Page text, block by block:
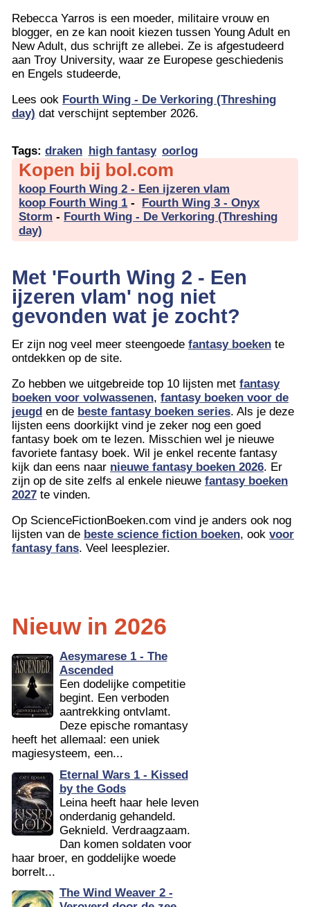
Rebecca Yarros is een moeder, militaire vrouw en
blogger, en ze kan nooit kiezen tussen Young Adult en
New Adult, dus schrijft ze allebei. Ze is afgestudeerd
aan Troy University, waar ze Europese geschiedenis
en Engels studeerde,
Lees ook Fourth Wing - De Verkoring (Threshing
day) dat verschijnt september 2026.
Tags: draken high fantasy oorlog
Kopen bij bol.com
koop Fourth Wing 2 - Een ijzeren vlam
koop Fourth Wing 1 - Fourth Wing 3 - Onyx
Storm - Fourth Wing - De Verkoring (Threshing
day)
Met 'Fourth Wing 2 - Een
ijzeren vlam' nog niet
gevonden wat je zocht?
Er zijn nog veel meer steengoede fantasy boeken te
ontdekken op de site.
Zo hebben we uitgebreide top 10 lijsten met fantasy
boeken voor volwassenen, fantasy boeken voor de
jeugd en de beste fantasy boeken series. Als je deze
lijsten eens doorkijkt vind je zeker nog een goed
fantasy boek om te lezen. Misschien wel je nieuwe
favoriete fantasy boek. Wil je enkel recente fantasy
kijk dan eens naar nieuwe fantasy boeken 2026. Er
zijn op de site zelfs al enkele nieuwe fantasy boeken
2027 te vinden.
Op ScienceFictionBoeken.com vind je anders ook nog
lijsten van de beste science fiction boeken, ook voor
fantasy fans. Veel leesplezier.
Nieuw in 2026
Aesymarese 1 - The
Ascended
Een dodelijke competitie
begint. Een verboden
aantrekking ontvlamt.
Deze epische romantasy
heeft het allemaal: een uniek
magiesysteem, een...
Eternal Wars 1 - Kissed
by the Gods
Leina heeft haar hele leven
onderdanig gehandeld.
Geknield. Verdraagzaam.
Dan komen soldaten voor
haar broer, en goddelijke woede
borrelt...
The Wind Weaver 2 -